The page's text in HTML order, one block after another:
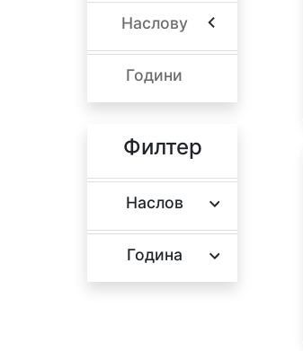
Наслову
Години
Филтер
Наслов
Година